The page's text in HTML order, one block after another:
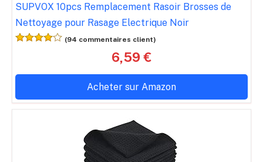
SUPVOX 10pcs Remplacement Rasoir Brosses de
Nettoyage pour Rasage Electrique Noir
(94 commentaires client)
6,59 €
Acheter sur Amazon